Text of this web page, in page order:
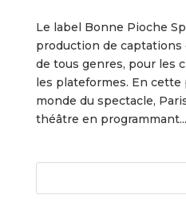
Le label Bonne Pioche
production de captations
de tous genres, pour les
les plateformes. En
monde du spectacle,
théâtre en programmant...